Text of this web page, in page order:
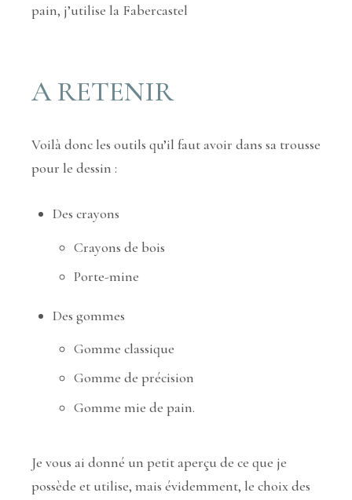
pain, j’utilise la Fabercastel
A RETENIR
Voilà donc les outils qu’il faut avoir dans sa trousse
pour le dessin :
Des crayons
Crayons de bois
Porte-mine
Des gommes
Gomme classique
Gomme de précision
Gomme mie de pain.
Je vous ai donné un petit aperçu de ce que je
possède et utilise, mais évidemment, le choix des